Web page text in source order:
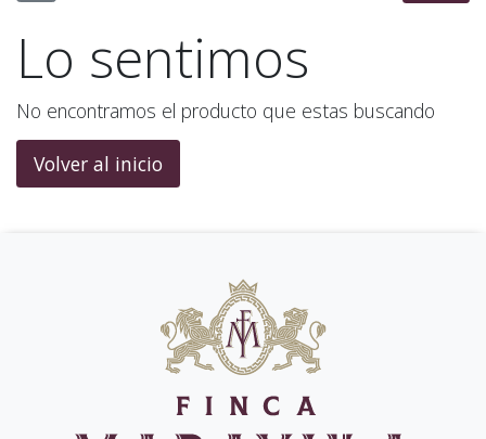
Lo sentimos
No encontramos el producto que estas buscando
Volver al inicio